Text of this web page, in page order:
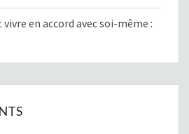
en accord avec soi-même :